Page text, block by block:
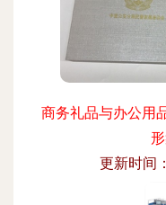
商务礼品与办公用
更新时间